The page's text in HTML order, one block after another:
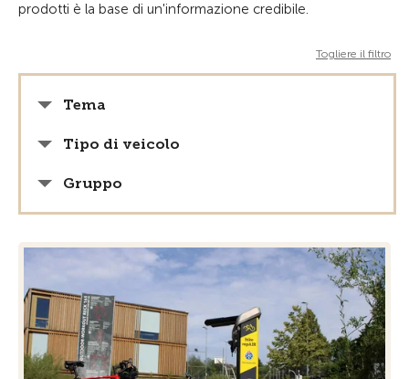
prodotti è la base di un'informazione credibile.
Togliere il filtro
Tema
Tipo di veicolo
Gruppo